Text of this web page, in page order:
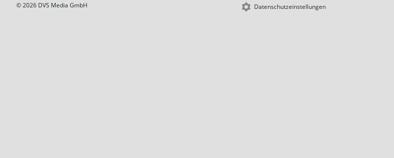
© 2026 DVS Media GmbH Datenschutzeinstellungen